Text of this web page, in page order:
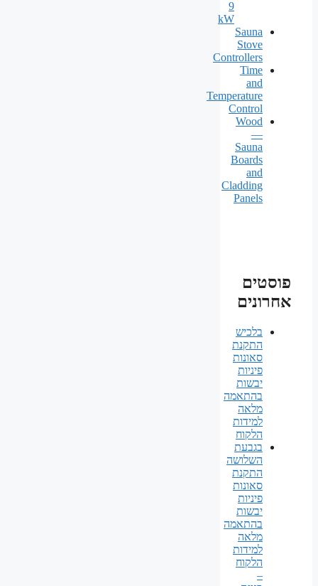
9
kW
Sauna
Stove
Controllers
Time
and
Temperature
Control
Wood
—
Sauna
Boards
and
Cladding
Panels
פוסטים
אחרונים
בלכיש
התקנת
סאונות
פיניות
יבשות
בהתאמה
מלאה
למידות
הלקוח
בגבעת
השלושה
התקנת
סאונות
פיניות
יבשות
בהתאמה
מלאה
למידות
הלקוח
–